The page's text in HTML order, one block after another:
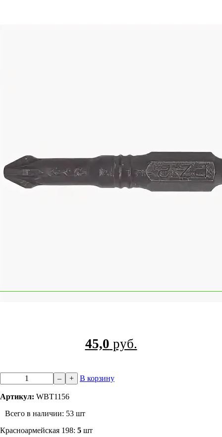
45,0 руб.
– + В корзину
Артикул: WBT1156
Всего в наличии: 53 шт
​Красноармейская 198: 5 шт